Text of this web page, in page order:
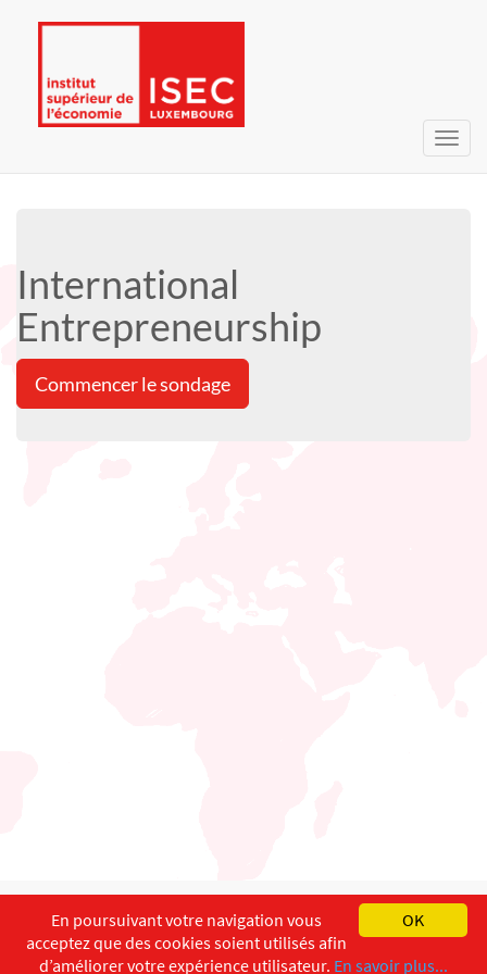
International
Entrepreneurship
Commencer le sondage
English Français
Copyright ©ISEC-AdW Aspects légaux
OK
En poursuivant votre navigation vous
acceptez que des cookies soient utilisés afin
d’améliorer votre expérience utilisateur. En savoir plus...